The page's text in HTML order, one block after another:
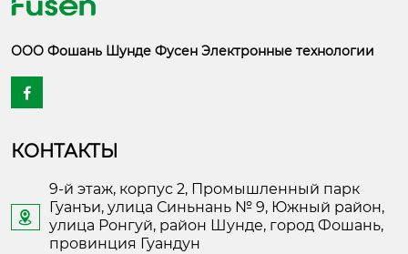
ООО Фошань Шунде Фусен Электронные технологии

КОНТАКТЫ

9-й этаж, корпус 2, Промышленный парк
Гуанъи, улица Синьнань № 9, Южный район,
улица Ронгуй, район Шунде, город Фошань,
провинция Гуандун